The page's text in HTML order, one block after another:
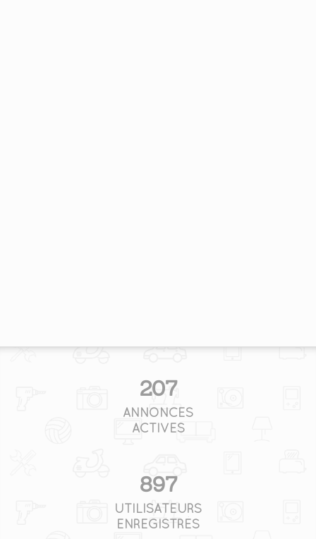
207
ANNONCES
ACTIVES
897
UTILISATEURS
ENREGISTRÉS